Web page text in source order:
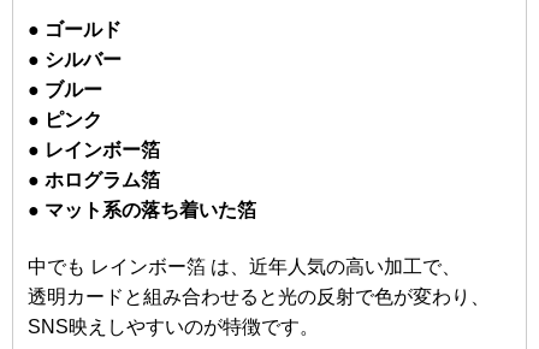
● ゴールド
● シルバー
● ブルー
● ピンク
● レインボー箔
● ホログラム箔
● マット系の落ち着いた箔
中でも レインボー箔 は、近年人気の高い加工で、
透明カードと組み合わせると光の反射で色が変わり、
SNS映えしやすいのが特徴です。